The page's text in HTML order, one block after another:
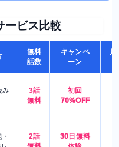
ービス比較
無料
話数
キャンペ
ーン
月
み
3話
無料
初回
70%OFF
2話
30日無料